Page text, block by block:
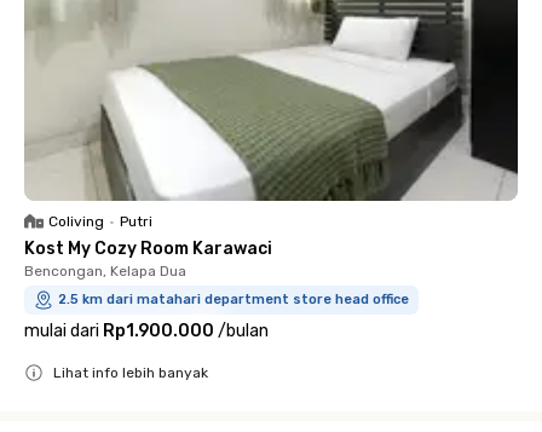
Coliving • Putri
Kost My Cozy Room Karawaci
Bencongan, Kelapa Dua
2.5 km dari matahari department store head office
mulai dari Rp1.900.000 /bulan
Lihat info lebih banyak